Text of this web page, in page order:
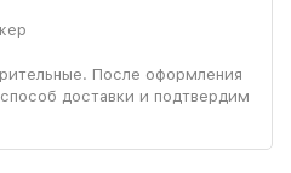
После оформления
доставки и подтвердим